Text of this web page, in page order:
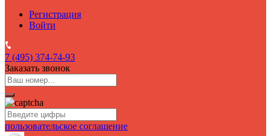
Регистрация
Войти
7 (495) 374-74-93
Заказать звонок
пользовательское соглашение